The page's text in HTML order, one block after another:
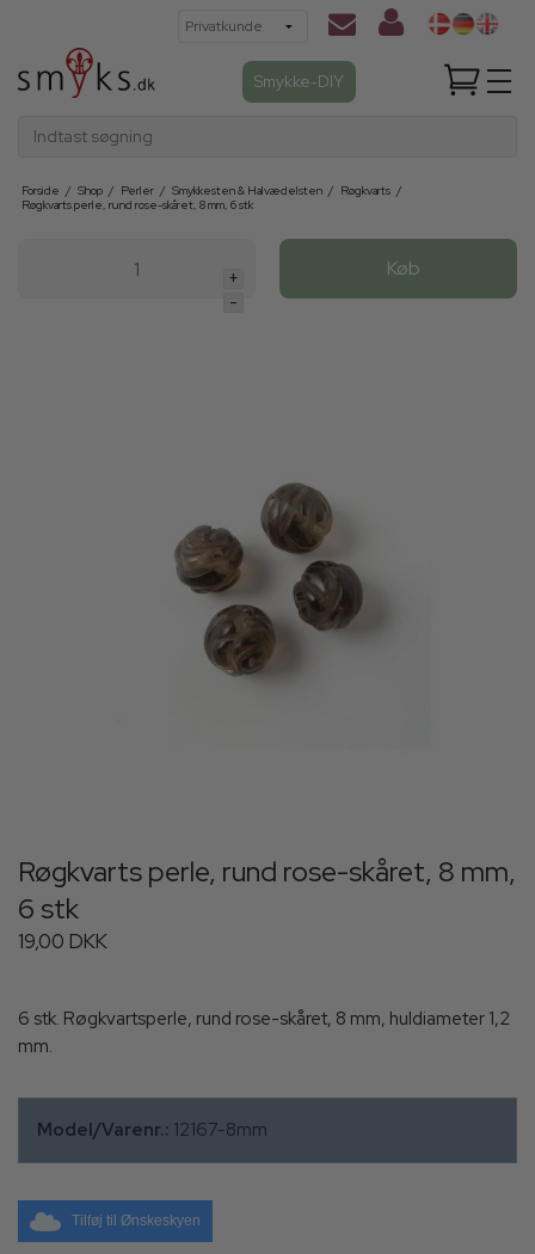
Smykke-DIY
Indtast søgning
Forside / Shop / Perler / Smykkesten & Halvædelsten / Røgkvarts /
Røgkvarts perle, rund rose-skåret, 8 mm, 6 stk
+
-
Køb
Røgkvarts perle, rund rose-skåret, 8 mm,
6 stk
19,00 DKK
6 stk. Røgkvartsperle, rund rose-skåret, 8 mm, huldiameter 1,2
mm.
Model/Varenr.: 12167-8mm
Tilføj til Ønskeskyen